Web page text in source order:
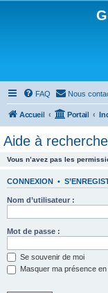
FAQ Nous
Accueil Portail
Aide à
Vous n’avez pas les
CONNEXION •
Nom d’utilisateur :
Mot de passe :
Se souvenir de moi
Masquer ma présence